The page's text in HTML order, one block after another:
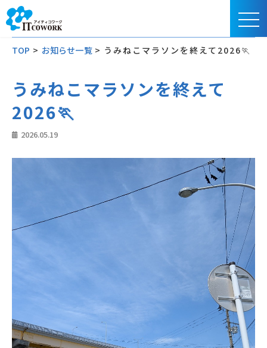
TOP > お知らせ一覧 > うみねこマラソンを終えて2026🏃
うみねこマラソンを終えて
2026🏃
2026.05.19